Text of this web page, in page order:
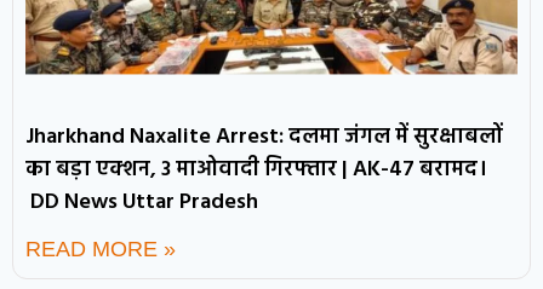
Jharkhand Naxalite Arrest: दलमा जंगल में सुरक्षाबलों
का बड़ा एक्शन, 3 माओवादी गिरफ्तार | AK-47 बरामद।
DD News Uttar Pradesh
READ MORE »